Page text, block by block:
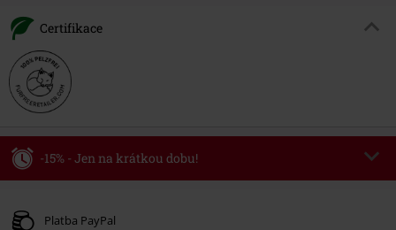
Certifikace
-15% - Jen na krátkou dobu!
Platné do 8/9/26
Platba PayPal